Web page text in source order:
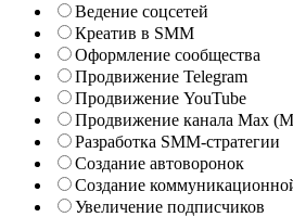
Ведение соцсетей
Креатив в SMM
Оформление сообщества
Продвижение Telegram
Продвижение YouTube
Продвижение канала Max
Разработка SMM-стратегии
Создание автоворонок
Создание
Увеличение подписчиков